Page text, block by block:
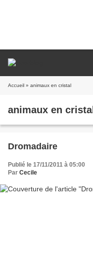
Accueil » animaux en cristal
animaux en cristal
Dromadaire
Publié le 17/11/2011 à 05:00
Par Cecile